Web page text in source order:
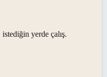
yerde çalış.